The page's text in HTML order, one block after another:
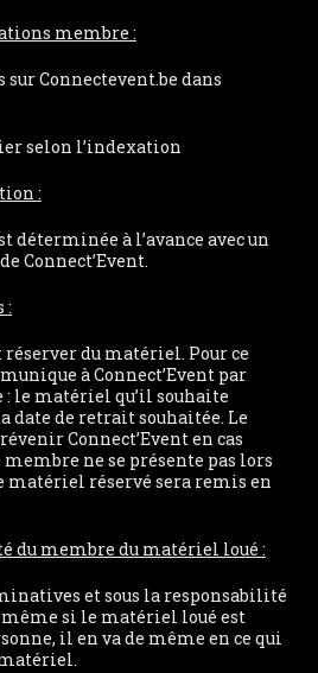
membre :
Connectevent.be dans
selon l’indexation
:
déterminée à l’avance avec un
Connect’Event.
:
du matériel. Pour ce
à Connect’Event par
le matériel qu’il souhaite
date de retrait souhaitée. Le
Connect’Event en cas
ne se présente pas lors
matériel réservé sera remis en
du membre du matériel loué :
et sous la responsabilité
si le matériel loué est
il en va de même en ce qui